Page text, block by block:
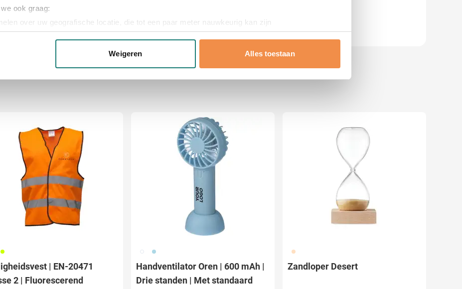
ook graag:
over uw geografische locatie, die tot een paar meter nauwkeurig kan zijn
door het actief te scannen op specifieke eigenschappen (fingerprinting)
wijzigen of intrekken in de Cookieverklaring.
content en advertenties te personaliseren, om functies voor social media te bieden en om ons
Ook delen we informatie over uw gebruik van onze site met onze partners voor social
verzameld op basis van uw gebruik van hun services.
Weigeren Alles toestaan
416
| EN-20471
2 | Fluorescerend
002 018
Handventilator Oren | 600 mAh |
Drie standen | Met standaard
357
Zandloper Desert